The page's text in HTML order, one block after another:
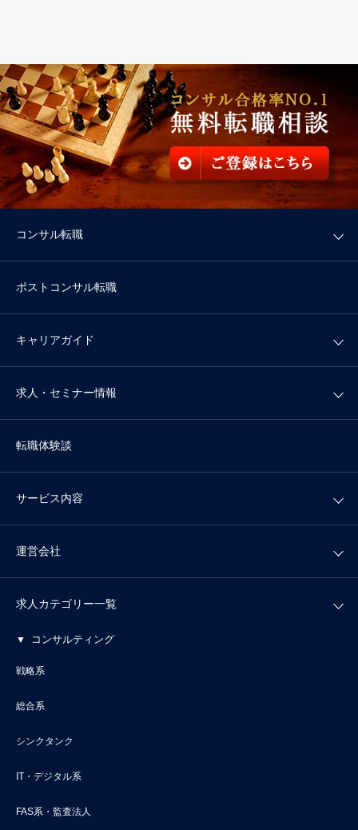
コンサル転職
ポストコンサル転職
キャリアガイド
求人・セミナー情報
転職体験談
サービス内容
運営会社
求人カテゴリー一覧
コンサルティング
戦略系
総合系
シンクタンク
IT・デジタル系
FAS系・監査法人